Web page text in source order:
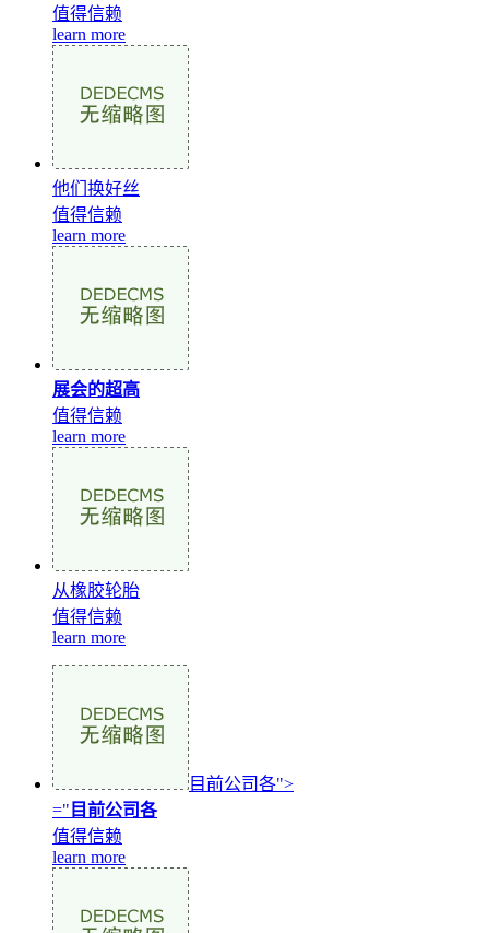
值得信赖
learn more
他们换好丝
值得信赖
learn more
展会的超高
值得信赖
learn more
从橡胶轮胎
值得信赖
learn more
目前公司各">
=" 目前公司各
值得信赖
learn more